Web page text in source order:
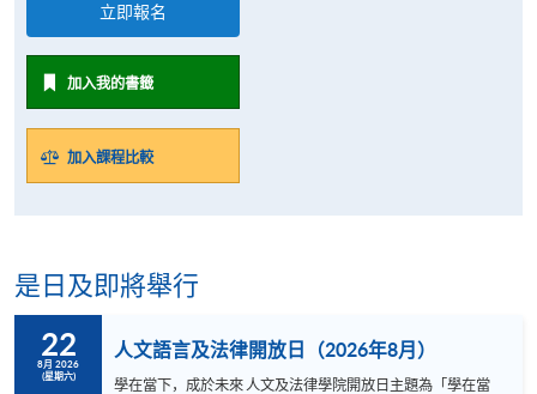
立即報名
加入我的書籤
加入課程比較
是日及即將舉行
22
8月 2026
(星期六)
人文語言及法律開放日（2026年8月）
學在當下，成於未來 人文及法律學院開放日主題為「學在當